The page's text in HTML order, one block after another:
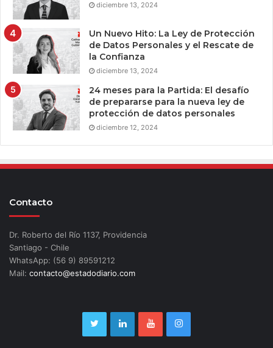
diciembre 13, 2024
Un Nuevo Hito: La Ley de Protección
de Datos Personales y el Rescate de
la Confianza
diciembre 13, 2024
24 meses para la Partida: El desafío
de prepararse para la nueva ley de
protección de datos personales
diciembre 12, 2024
Contacto
Dr. Roberto del Río 1137, Providencia
Santiago - Chile
WhatsApp: (56 9) 89591212
Mail: contacto@estadodiario.com